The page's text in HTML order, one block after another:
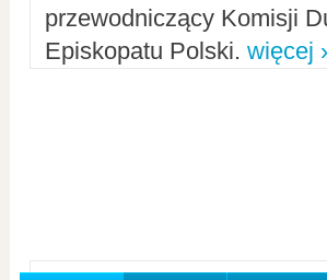
przewodniczący Komisji
Episkopatu Polski. więcej